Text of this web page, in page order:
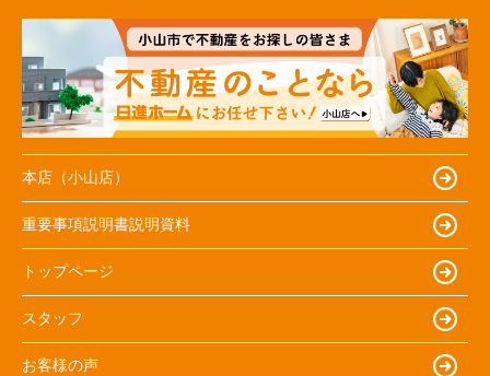
本店（小山店）
重要事項説明書説明資料
トップページ
スタッフ
お客様の声